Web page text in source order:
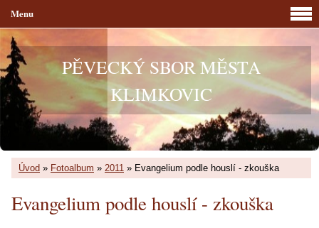
PĚVECKÝ SBOR MĚSTA
KLIMKOVIC
Úvod » Fotoalbum » 2011 » Evangelium podle houslí - zkouška
Evangelium podle houslí - zkouška
Menu